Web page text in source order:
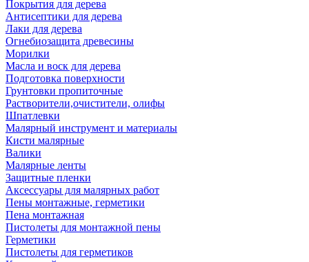
Покрытия для дерева
Антисептики для дерева
Лаки для дерева
Огнебиозащита древесины
Морилки
Масла и воск для дерева
Подготовка поверхности
Грунтовки пропиточные
Растворители,очистители, олифы
Шпатлевки
Малярный инструмент и материалы
Кисти малярные
Валики
Малярные ленты
Защитные пленки
Аксессуары для малярных работ
Пены монтажные, герметики
Пена монтажная
Пистолеты для монтажной пены
Герметики
Пистолеты для герметиков